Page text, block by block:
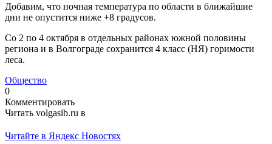
Добавим, что ночная температура по области в ближайшие
дни не опустится ниже +8 градусов.
Со 2 по 4 октября в отдельных районах южной половины
региона и в Волгограде сохранится 4 класс (НЯ) горимости
леса.
Общество
0
Комментировать
Читать volgasib.ru в
Читайте в Яндекс Новостях